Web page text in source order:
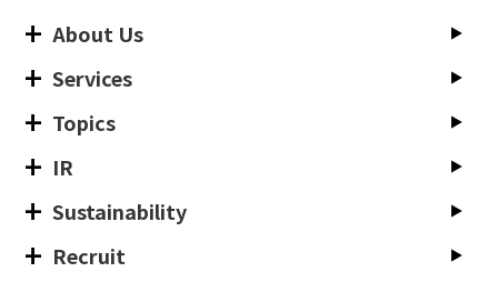
About Us
Services
Topics
IR
Sustainability
Recruit